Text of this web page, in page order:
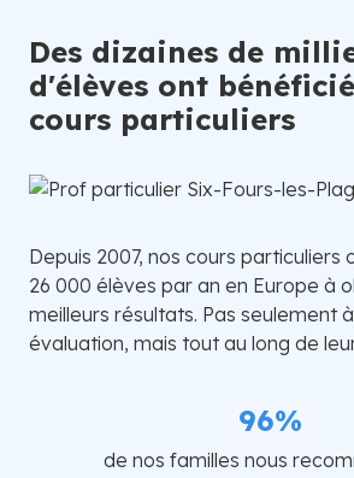
Des dizaines de
d'élèves ont
cours particuliers
Depuis 2007, nos cours particuliers
26 000 élèves par an en Europe à
meilleurs résultats. Pas seulement
évaluation, mais tout au long de
96%
de nos familles nous